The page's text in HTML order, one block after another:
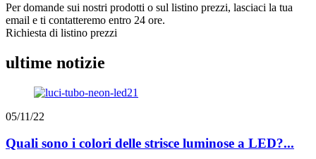
Per domande sui nostri prodotti o sul listino prezzi, lasciaci la tua
email e ti contatteremo entro 24 ore.
Richiesta di listino prezzi
ultime notizie
05/11/22
Quali sono i colori delle strisce luminose a LED?...